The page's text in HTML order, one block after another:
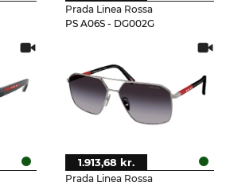
Prada Linea Rossa
PS A06S - DG002G
Prada Linea Rossa
1.913,68 kr.